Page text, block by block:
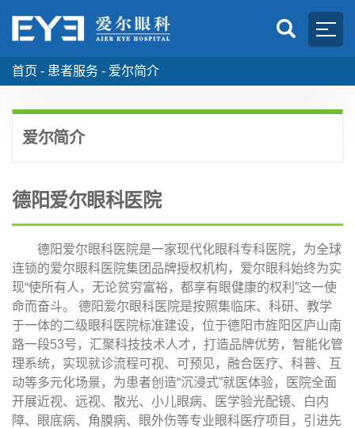
首页 - 患者服务 - 爱尔简介
爱尔简介
德阳爱尔眼科医院
德阳爱尔眼科医院是一家现代化眼科专科医院，为全球
连锁的爱尔眼科医院集团品牌授权机构，爱尔眼科始终为实
现“使所有人，无论贫穷富裕，都享有眼健康的权利”这一使
命而奋斗。 德阳爱尔眼科医院是按照集临床、科研、教学
于一体的二级眼科医院标准建设，位于德阳市旌阳区庐山南
路一段53号，汇聚科技技术人才，打造品牌优势，智能化管
理系统，实现就诊流程可视、可预见，融合医疗、科普、互
动等多元化场景，为患者创造“沉浸式”就医体验，医院全面
开展近视、远视、散光、小儿眼病、医学验光配镜、白内
障、眼底病、角膜病、眼外伤等专业眼科医疗项目，引进先